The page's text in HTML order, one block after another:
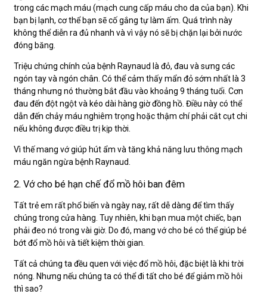
trong các mạch máu (mạch cung cấp máu cho da của bạn). Khi
bạn bị lạnh, cơ thể bạn sẽ cố gắng tự làm ấm. Quá trình này
không thể diễn ra đủ nhanh và vì vậy nó sẽ bị chặn lại bởi nước
đóng băng.
Triệu chứng chính của bệnh Raynaud là đỏ, đau và sưng các
ngón tay và ngón chân. Có thể cảm thấy mẩn đỏ sớm nhất là 3
tháng nhưng nó thường bắt đầu vào khoảng 9 tháng tuổi. Cơn
đau đến đột ngột và kéo dài hàng giờ đồng hồ. Điều này có thể
dẫn đến chảy máu nghiêm trọng hoặc thậm chí phải cắt cụt chi
nếu không được điều trị kịp thời.
Vì thế mang vớ giúp hút ẩm và tăng khả năng lưu thông mạch
máu ngăn ngừa bệnh Raynaud.
2. Vớ cho bé hạn chế đổ mồ hôi ban đêm
Tất trẻ em rất phổ biến và ngày nay, rất dễ dàng để tìm thấy
chúng trong cửa hàng. Tuy nhiên, khi bạn mua một chiếc, bạn
phải đeo nó trong vài giờ. Do đó, mang vớ cho bé có thể giúp bé
bớt đổ mồ hôi và tiết kiệm thời gian.
Tất cả chúng ta đều quen với việc đổ mồ hôi, đặc biệt là khi trời
nóng. Nhưng nếu chúng ta có thể đi tất cho bé để giảm mồ hôi
thì sao?